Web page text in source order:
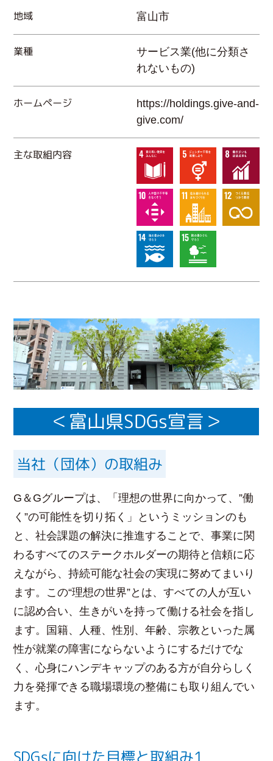
地域 富山市
業種
サービス業(他に分類さ
れないもの)
ホームページ
https://holdings.give-and-
give.com/
主な取組内容
＜富山県SDGs宣言＞
当社（団体）の取組み
G＆Gグループは、「理想の世界に向かって、”働
く”の可能性を切り拓く」というミッションのも
と、社会課題の解決に推進することで、事業に関
わるすべてのステークホルダーの期待と信頼に応
えながら、持続可能な社会の実現に努めてまいり
ます。この“理想の世界”とは、すべての人が互い
に認め合い、生きがいを持って働ける社会を指し
ます。国籍、人種、性別、年齢、宗教といった属
性が就業の障害にならないようにするだけでな
く、心身にハンデキャップのある方が自分らしく
力を発揮できる職場環境の整備にも取り組んでい
ます。